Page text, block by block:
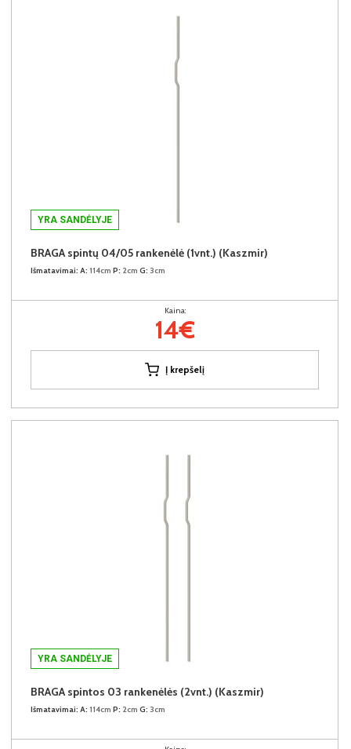
YRA SANDĖLYJE
BRAGA spintų 04/05 rankenėlė (1vnt.) (Kaszmir)
Išmatavimai: A: 114cm P: 2cm G: 3cm
Kaina:
14€
Į krepšelį
YRA SANDĖLYJE
BRAGA spintos 03 rankenėlės (2vnt.) (Kaszmir)
Išmatavimai: A: 114cm P: 2cm G: 3cm